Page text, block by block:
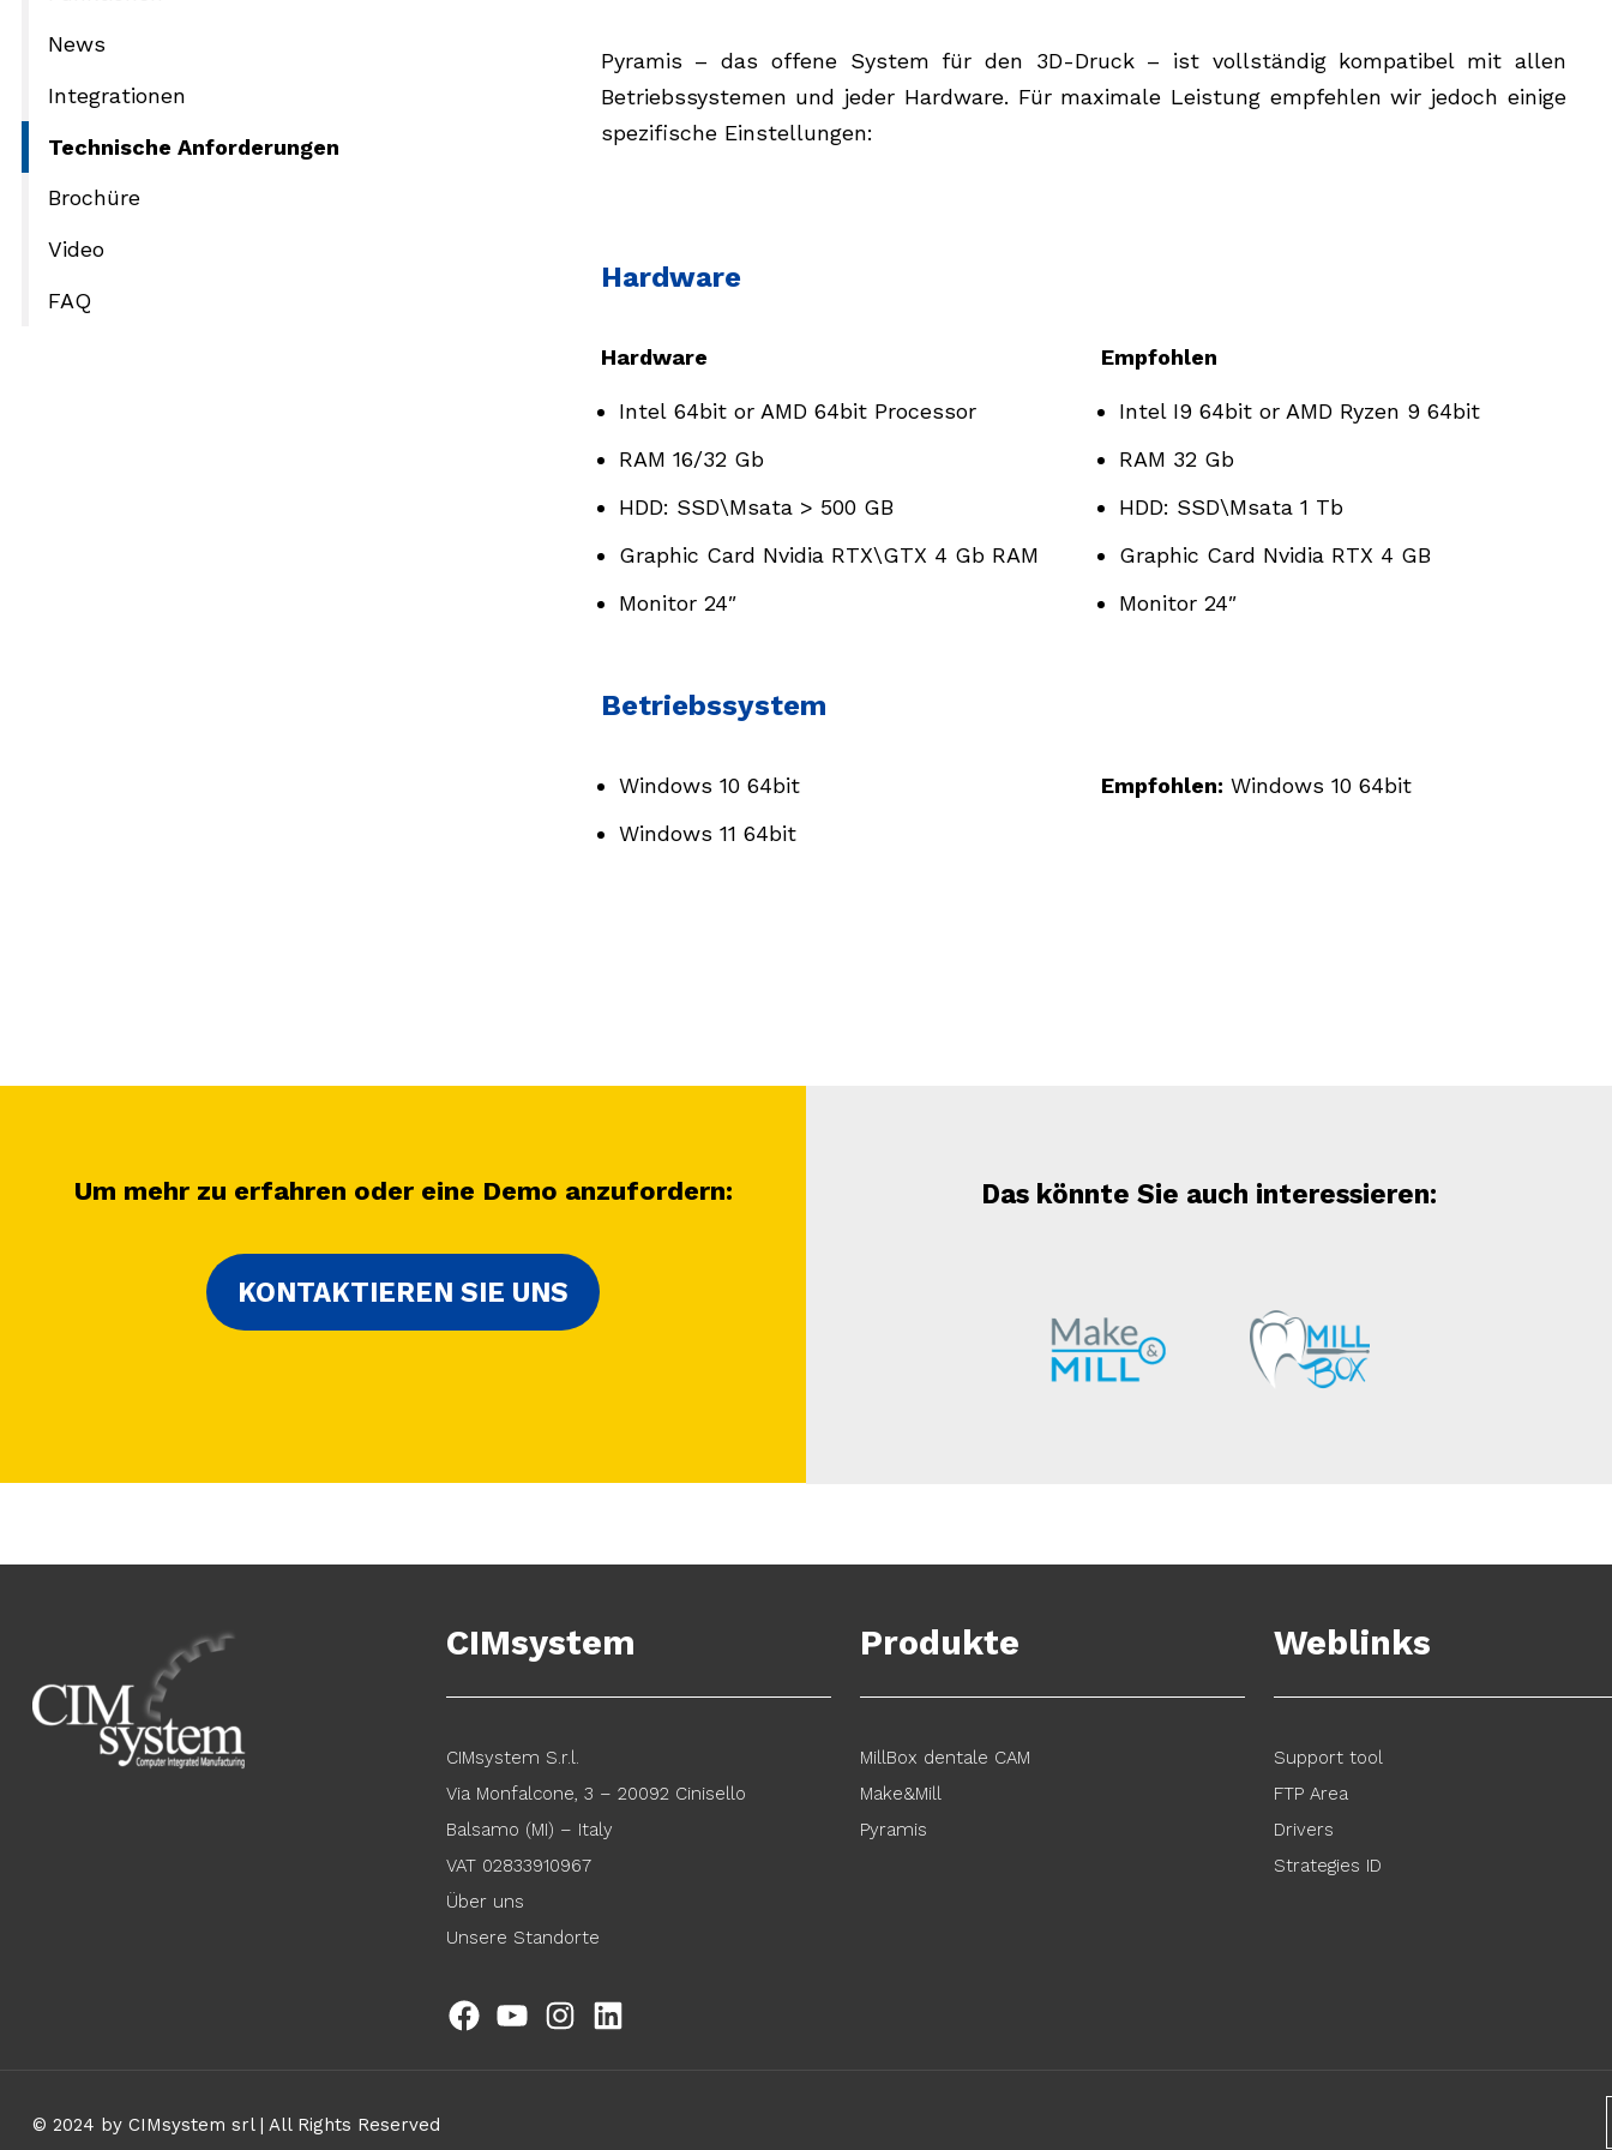
News
Integrationen
Technische Anforderungen
Brochüre
Video
FAQ
Pyramis – das offene System für den 3D-Druck – ist vollständig kompatibel mit allen
Betriebssystemen und jeder Hardware. Für maximale Leistung empfehlen wir jedoch einige
spezifische Einstellungen:
Hardware
Hardware
Intel 64bit or AMD 64bit Processor
RAM 16/32 Gb
HDD: SSD\Msata > 500 GB
Graphic Card Nvidia RTX\GTX 4 Gb RAM
Monitor 24″
Empfohlen
Intel I9 64bit or AMD Ryzen 9 64bit
RAM 32 Gb
HDD: SSD\Msata 1 Tb
Graphic Card Nvidia RTX 4 GB
Monitor 24″
Betriebssystem
Windows 10 64bit
Windows 11 64bit
Empfohlen: Windows 10 64bit
Um mehr zu erfahren oder eine Demo anzufordern:
KONTAKTIEREN SIE UNS
Das könnte Sie auch interessieren:
CIMsystem
CIMsystem S.r.l.
Via Monfalcone, 3 – 20092 Cinisello
Balsamo (MI) – Italy
VAT 02833910967
Über uns
Unsere Standorte
FacebookYouTubeInstagram
Produkte
MillBox dentale CAM
Make&Mill
Pyramis
Weblinks
Support tool
FTP Area
Drivers
Strategies ID
© 2024 by CIMsystem srl | All Rights Reserved